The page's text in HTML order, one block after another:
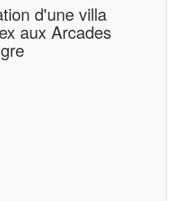
d'une villa
aux Arcades